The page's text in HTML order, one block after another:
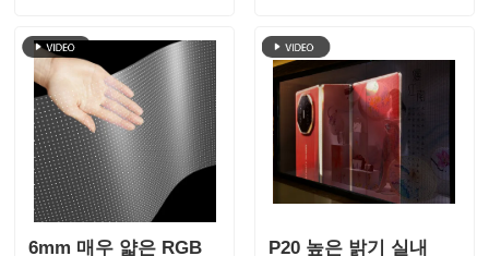
6mm 매우 얇은 RGB
P20 높은 밝기 실내